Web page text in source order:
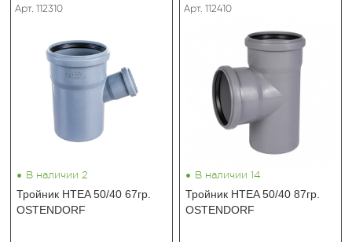
Арт. 112310
• В наличии 2
Тройник HTEA 50/40 67гр.
OSTENDORF
Арт. 112410
• В наличии 14
Тройник HTEA 50/40 87гр.
OSTENDORF